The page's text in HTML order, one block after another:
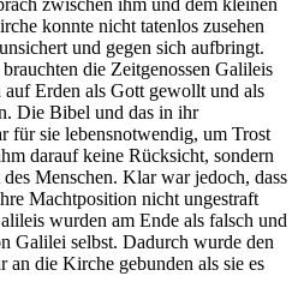
konnte nicht tatenlos zusehen
und gegen sich aufbringt.
die Zeitgenossen Galileis
Erden als Gott gewollt und als
Die Bibel und das in ihr
für sie lebensnotwendig, um Trost
darauf keine Rücksicht, sondern
Menschen. Klar war jedoch, dass
Machtposition nicht ungestraft
wurden am Ende als falsch und
Galilei selbst. Dadurch wurde den
die Kirche gebunden als sie es